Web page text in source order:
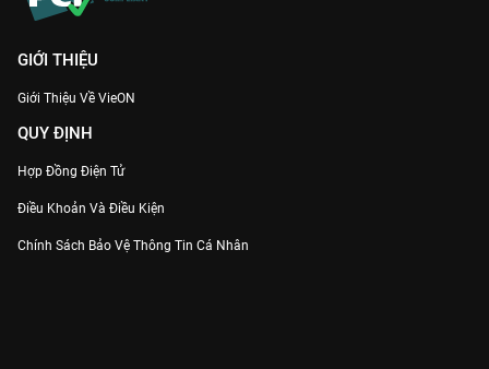
GIỚI THIỆU
Giới Thiệu Về VieON
QUY ĐỊNH
Hợp Đồng Điện Tử
Điều Khoản Và Điều Kiện
Chính Sách Bảo Vệ Thông Tin Cá Nhân